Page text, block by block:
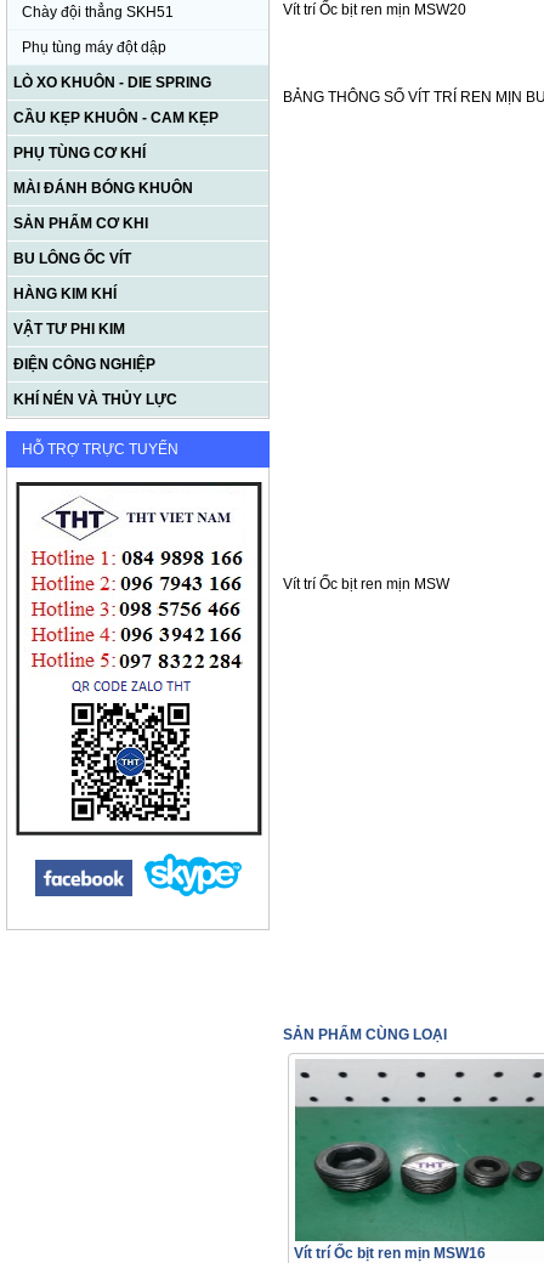
Chày đội thẳng SKH51
Phụ tùng máy đột dập
LÒ XO KHUÔN - DIE SPRING
CẦU KẸP KHUÔN - CAM KẸP
PHỤ TÙNG CƠ KHÍ
MÀI ĐÁNH BÓNG KHUÔN
SẢN PHẨM CƠ KHI
BU LÔNG ỐC VÍT
HÀNG KIM KHÍ
VẬT TƯ PHI KIM
ĐIỆN CÔNG NGHIỆP
KHÍ NÉN VÀ THỦY LỰC
HỖ TRỢ TRỰC TUYẾN
Vít trí Ốc bịt ren mịn MSW20
BẢNG THÔNG SỐ VÍT TRÍ REN MỊN
Vít trí Ốc bịt ren mịn MSW
SẢN PHẨM CÙNG LOẠI
Vít trí Ốc bịt ren mịn MSW16